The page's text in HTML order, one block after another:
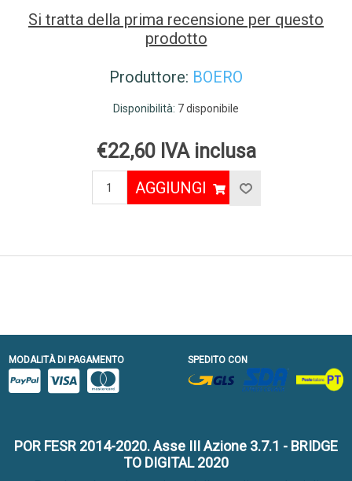
Si tratta della prima recensione per questo
prodotto
Produttore: BOERO
Disponibilità: 7 disponibile
€22,60 IVA inclusa
AGGIUNGI
MODALITÀ DI PAGAMENTO SPEDITO CON
POR FESR 2014-2020. Asse III Azione 3.7.1 - BRIDGE
TO DIGITAL 2020